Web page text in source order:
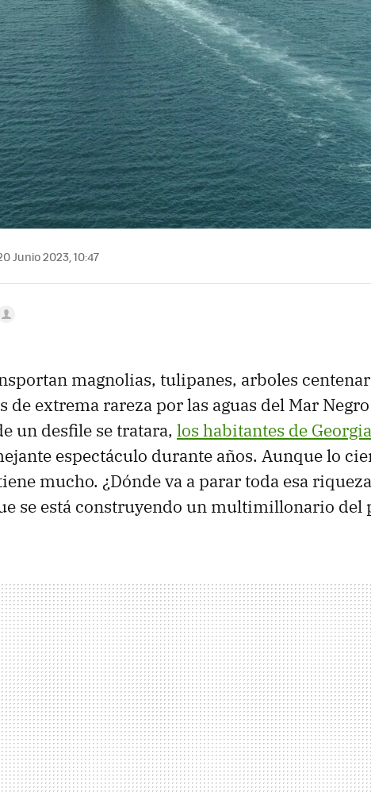
Junio 2023, 10:47
magnolias, tulipanes, arboles
de extrema rareza por las aguas del Mar
un desfile se tratara, los habitantes de
espectáculo durante años. Aunque lo
mucho. ¿Dónde va a parar toda esa riqueza
se está construyendo un multimillonario del